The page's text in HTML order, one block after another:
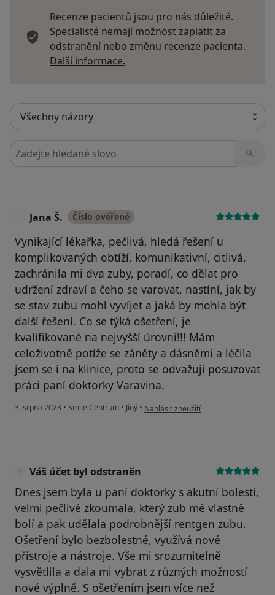
Recenze pacientů jsou pro nás důležité.
Specialisté nemají možnost zaplatit za
odstranění nebo změnu recenze pacienta.
Další informace.
Hledejte v názorech
Jana Š. Číslo ověřené
Vynikající lékařka, pečlivá, hledá řešení u
komplikovaných obtíží, komunikativní, citlivá,
zachránila mi dva zuby, poradí, co dělat pro
udržení zdraví a čeho se varovat, nastíní, jak by
se stav zubu mohl vyvíjet a jaká by mohla být
další řešení. Co se týká ošetření, je
kvalifikované na nejvyšší úrovni!!! Mám
celoživotně potíže se záněty a dásněmi a léčila
jsem se i na klinice, proto se odvažuji posuzovat
práci paní doktorky Varavina.
3. srpna 2023 • Smile Centrum • Jiný • podle názoru uživatele Jana Š.
Nahlásit zneužití
Váš účet byl odstraněn
Dnes jsem byla u paní doktorky s akutní bolestí,
velmi pečlivě zkoumala, který zub mě vlastně
bolí a pak udělala podrobnější rentgen zubu.
Ošetření bylo bezbolestné, využívá nové
přístroje a nástroje. Vše mi srozumitelně
vysvětlila a dala mi vybrat z různých možností
nové výplně. S ošetřením jsem více než